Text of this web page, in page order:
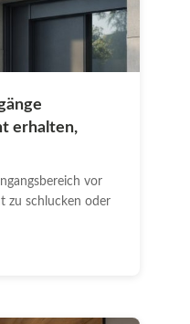
erhalten,
vor
zu schlucken oder